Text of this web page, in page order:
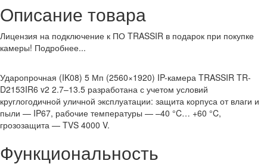
Описание товара
Лицензия на подключение к ПО TRASSIR в подарок при покупке
камеры! Подробнее...
Ударопрочная (IK08) 5 Мп (2560×1920) IP-камера TRASSIR TR-
D2153IR6 v2 2.7–13.5 разработана с учетом условий
круглогодичной уличной эксплуатации: защита корпуса от влаги и
пыли — IP67, рабочие температуры — –40 °C… +60 °C,
грозозащита — TVS 4000 V.
Функциональность